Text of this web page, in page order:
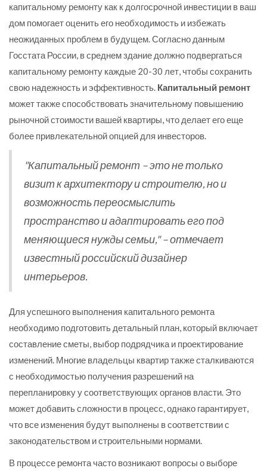
капитальному ремонту как к долгосрочной инвестиции в ваш
дом помогает оценить его необходимость и избежать
неожиданных проблем в будущем. Согласно данным
Госстата России, в среднем здание должно подвергаться
капитальному ремонту каждые 20-30 лет, чтобы сохранить
свою надежность и эффективность. Капитальный ремонт
может также способствовать значительному повышению
рыночной стоимости вашей квартиры, что делает его еще
более привлекательной опцией для инвесторов.
"Капитальный ремонт – это не только
визит к архитектору и строителю, но и
возможность переосмыслить
пространство и адаптировать его под
меняющиеся нужды семьи," – отмечает
известный российский дизайнер
интерьеров.
Для успешного выполнения капитального ремонта
необходимо подготовить детальный план, который включает
составление сметы, выбор подрядчика и проектирование
изменений. Многие владельцы квартир также сталкиваются
с необходимостью получения разрешений на
перепланировку у соответствующих органов власти. Это
может добавить сложности в процесс, однако гарантирует,
что все изменения будут выполнены в соответствии с
законодательством и строительными нормами.
В процессе ремонта часто возникают вопросы о выборе